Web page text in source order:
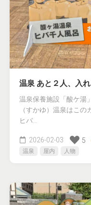
温泉 あと２人、入
温泉保養施設「酸ケ湯
（すかゆ）温泉はこ
ヒバ…
2026-02-03 5
温泉 屋内 人物